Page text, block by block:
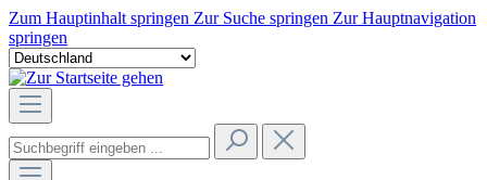
Zum Hauptinhalt springen Zur Suche springen Zur Hauptnavigation
springen